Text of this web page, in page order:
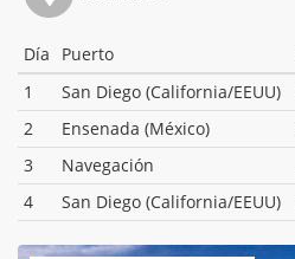
Día Puerto
1
San Diego (California/EEUU)
2
Ensenada (México)
3
Navegación
4
San Diego (California/EEUU)